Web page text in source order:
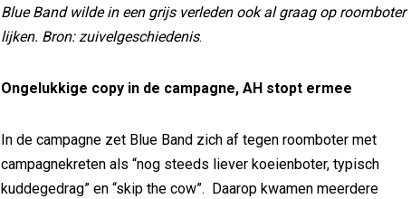
Blue Band wilde in een grijs verleden ook al graag op roomboter
lijken. Bron: zuivelgeschiedenis.
Ongelukkige copy in de campagne, AH stopt ermee
In de campagne zet Blue Band zich af tegen roomboter met
campagnekreten als “nog steeds liever koeienboter, typisch
kuddegedrag” en “skip the cow”. Daarop kwamen meerdere